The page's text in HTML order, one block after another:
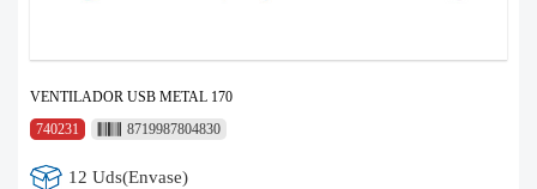
VENTILADOR USB METAL 170
740231
8719987804830
12 Uds(Envase)